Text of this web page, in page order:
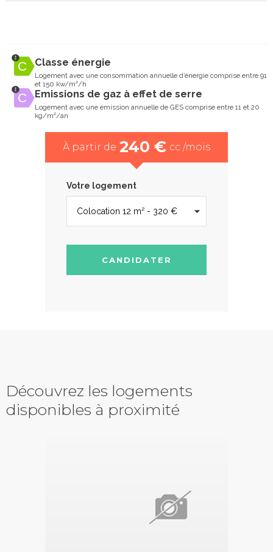
Classe énergie
Logement avec une consommation annuelle d’énergie comprise entre 91
et 150 kw/m²/h
Emissions de gaz à effet de serre
Logement avec une emission annuelle de GES comprise entre 11 et 20
kg/m²/an
À partir de 240 € cc /mois
Votre logement
CANDIDATER
Découvrez les logements
disponibles à proximité